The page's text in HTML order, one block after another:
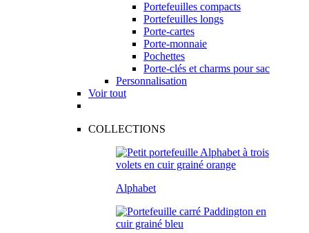
Portefeuilles compacts
Portefeuilles longs
Porte-cartes
Porte-monnaie
Pochettes
Porte-clés et charms pour sac
Personnalisation
Voir tout
COLLECTIONS
Alphabet